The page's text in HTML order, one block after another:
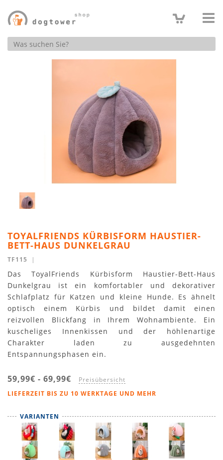
Produktsuche
TOYALFRIENDS KÜRBISFORM HAUSTIER-
BETT-HAUS DUNKELGRAU
TF115 |
Das ToyalFriends Kürbisform Haustier-Bett-Haus
Dunkelgrau ist ein komfortabler und dekorativer
Schlafplatz für Katzen und kleine Hunde. Es ähnelt
optisch einem Kürbis und bildet damit einen
reizvollen Blickfang in Ihrem Wohnambiente. Ein
kuscheliges Innenkissen und der höhlenartige
Charakter laden zu ausgedehnten
Entspannungsphasen ein.
59,99€ - 69,99€ Preisübersicht
LIEFERZEIT BIS ZU 10 WERKTAGE UND MEHR
VARIANTEN